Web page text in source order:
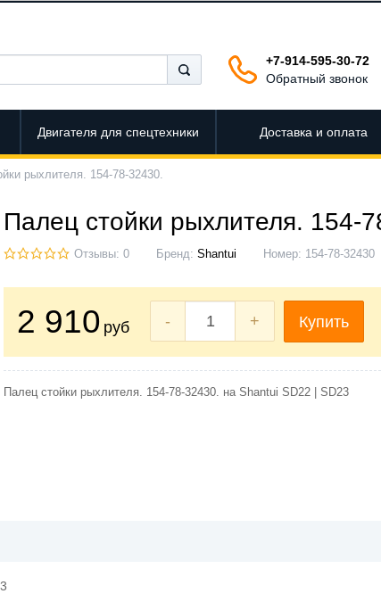
+7-914-595-30-72
Обратный звонок
Двигателя для спецтехники Доставка и оплата
рыхлителя. 154-78-32430.
Палец стойки рыхлителя. 154-
Отзывы: 0 Бренд: Shantui Номер: 154-78-32430
2 910 руб - + Купить
Палец стойки рыхлителя. 154-78-32430. на Shantui SD22 | SD23